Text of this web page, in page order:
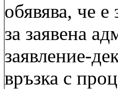
обявява, че
за заявена
заявление-
връзка с